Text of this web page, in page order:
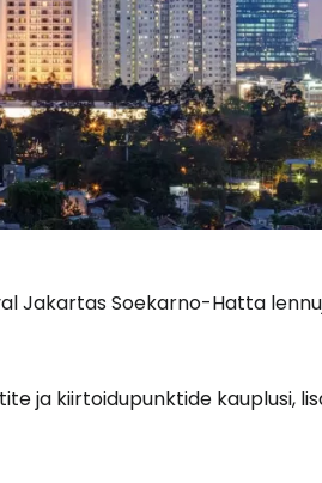
Jakartas Soekarno-Hatta
ja kiirtoidupunktide kauplusi,